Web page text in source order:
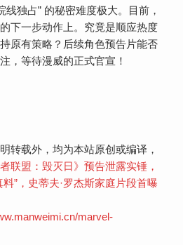
线独占” 的秘密难度极大。目前，
下一步动作上。究竟是顺应热度
原有策略？后续角色预告片能否
，等待漫威的正式官宣！
转载外，均为本站原创或编译，
者联盟：毁灭日》预告泄露实锤，
”，史蒂夫·罗杰斯家庭片段首曝
marvel-